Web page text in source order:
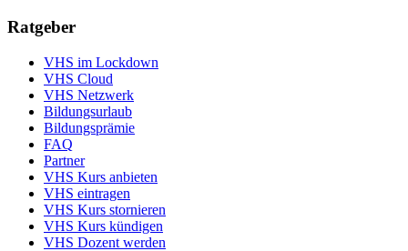
Ratgeber
VHS im Lockdown
VHS Cloud
VHS Netzwerk
Bildungsurlaub
Bildungsprämie
FAQ
Partner
VHS Kurs anbieten
VHS eintragen
VHS Kurs stornieren
VHS Kurs kündigen
VHS Dozent werden